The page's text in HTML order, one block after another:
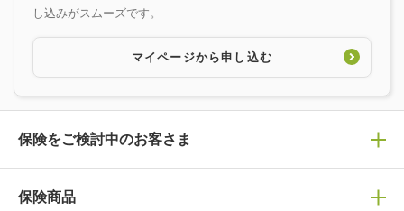
し込みがスムーズです。
マイページから申し込む
保険をご検討中のお客さま
保険の選び方
保険商品